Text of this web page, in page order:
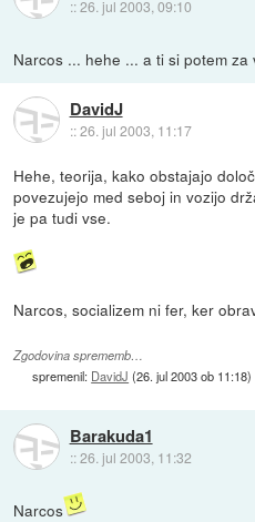
::26. jul 2003, 09:10
Narcos ... hehe ... a ti si potem za
DavidJ
::26. jul 2003, 11:17
Hehe, teorija, kako obstajajo
povezujejo med seboj in vozijo
je pa tudi vse.
Narcos, socializem ni fer, ker
Zgodovina sprememb…
spremenil: DavidJ (26. jul 2003 ob 11:18)
Barakuda1
::26. jul 2003, 11:32
Narcos